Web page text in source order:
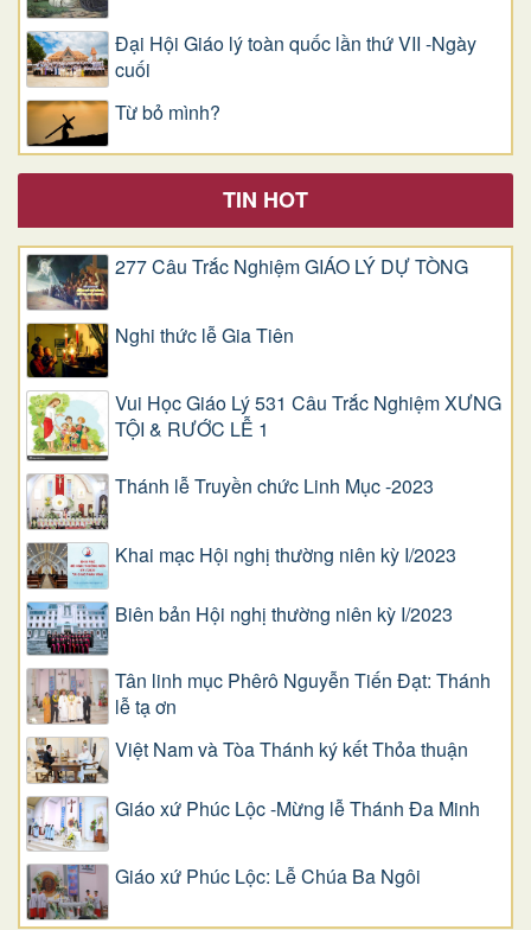
Đại Hội Giáo lý toàn quốc lần thứ VII -Ngày
cuối
Từ bỏ mình?
TIN HOT
277 Câu Trắc Nghiệm GIÁO LÝ DỰ TÒNG
Nghi thức lễ Gia Tiên
Vui Học Giáo Lý 531 Câu Trắc Nghiệm XƯNG
TỘI & RƯỚC LỄ 1
Thánh lễ Truyền chức Linh Mục -2023
Khai mạc Hội nghị thường niên kỳ I/2023
Biên bản Hội nghị thường niên kỳ I/2023
Tân linh mục Phêrô Nguyễn Tiến Đạt: Thánh
lễ tạ ơn
Việt Nam và Tòa Thánh ký kết Thỏa thuận
Giáo xứ Phúc Lộc -Mừng lễ Thánh Đa Minh
Giáo xứ Phúc Lộc: Lễ Chúa Ba Ngôi